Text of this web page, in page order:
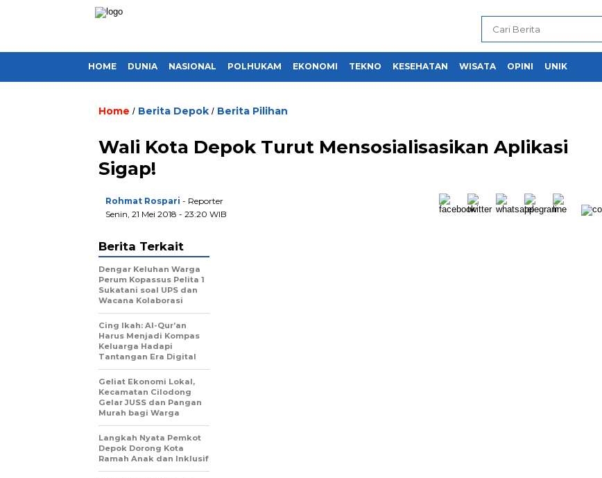
HOME DUNIA NASIONAL POLHUKAM EKONOMI TEKNO KESEHATAN WISATA OPINI UNIK
Home / Berita Depok / Berita Pilihan
Wali Kota Depok Turut Mensosialisasikan Aplikasi
Sigap!
Rohmat Rospari - Reporter
Senin, 21 Mei 2018 - 23:20 WIB
Berita Terkait
Dengar Keluhan Warga
Perum Kopassus Pelita 1
Sukatani soal UPS dan
Wacana Kolaborasi
Cing Ikah: Al-Qur’an
Harus Menjadi Kompas
Keluarga Hadapi
Tantangan Era Digital
Geliat Ekonomi Lokal,
Kecamatan Cilodong
Gelar JUSS dan Pangan
Murah bagi Warga
Langkah Nyata Pemkot
Depok Dorong Kota
Ramah Anak dan Inklusif